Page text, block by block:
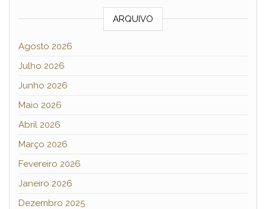
ARQUIVO
Agosto 2026
Julho 2026
Junho 2026
Maio 2026
Abril 2026
Março 2026
Fevereiro 2026
Janeiro 2026
Dezembro 2025